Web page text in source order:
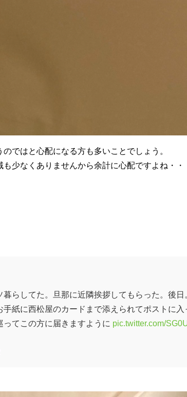
ではと心配になる方も多いことでしょう。
少なくありませんから余計に心配ですよね・・
らしてた。旦那に近隣挨拶してもらった。後日
紙に西松屋のカードまで添えられてポストに入
てこの方に届きますように pic.twitter.com/